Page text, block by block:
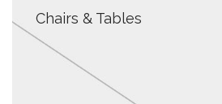
Chairs & Tables